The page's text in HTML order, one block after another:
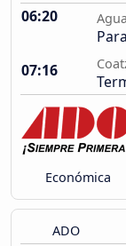
06:20
07:16
Económica
ADO